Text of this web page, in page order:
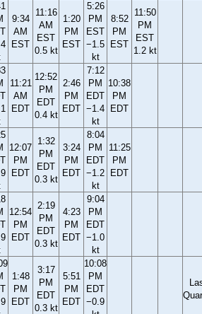
9:34
AM
EST
11:16
AM
EST
0.5 kt
1:20
PM
EST
5:26
PM
EST
−1.5
kt
8:52
PM
EST
11:50
PM
EST
1.2 kt
11:21
AM
EDT
12:52
PM
EDT
0.4 kt
2:46
PM
EDT
7:12
PM
EDT
−1.4
kt
10:38
PM
EDT
12:07
PM
EDT
1:32
PM
EDT
0.3 kt
3:24
PM
EDT
8:04
PM
EDT
−1.2
kt
11:25
PM
EDT
12:54
PM
EDT
2:19
PM
EDT
0.3 kt
4:23
PM
EDT
9:04
PM
EDT
−1.0
kt
1:48
PM
EDT
3:17
PM
EDT
0.3 kt
5:51
PM
EDT
10:08
PM
EDT
−0.9